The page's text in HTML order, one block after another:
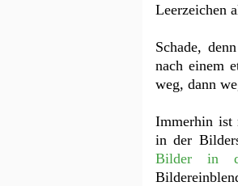
Leerzeichen
Schade,
nach einem
weg, dann
Immerhin ist
in der
Bilder in